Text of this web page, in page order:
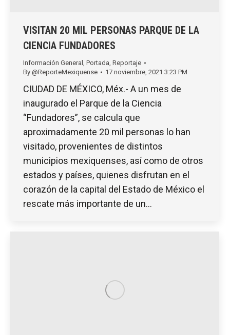
VISITAN 20 MIL PERSONAS PARQUE DE LA
CIENCIA FUNDADORES
Información General , Portada, Reportaje
By @ReporteMexiquense 17 noviembre, 2021 3:23 PM
CIUDAD DE MÉXICO, Méx.- A un mes de
inaugurado el Parque de la Ciencia
“Fundadores”, se calcula que
aproximadamente 20 mil personas lo han
visitado, provenientes de distintos
municipios mexiquenses, así como de otros
estados y países, quienes disfrutan en el
corazón de la capital del Estado de México el
rescate más importante de un…